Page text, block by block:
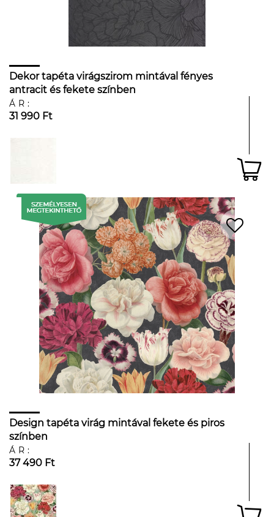
Dekor tapéta virágszirom mintával fényes
antracit és fekete színben
ÁR:
31 990 Ft
Design tapéta virág mintával fekete és piros
színben
ÁR:
37 490 Ft